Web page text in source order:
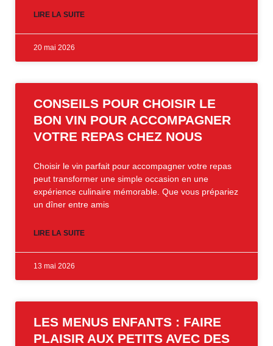
LIRE LA SUITE
20 mai 2026
CONSEILS POUR CHOISIR LE
BON VIN POUR ACCOMPAGNER
VOTRE REPAS CHEZ NOUS
Choisir le vin parfait pour accompagner votre repas
peut transformer une simple occasion en une
expérience culinaire mémorable. Que vous prépariez
un dîner entre amis
LIRE LA SUITE
13 mai 2026
LES MENUS ENFANTS : FAIRE
PLAISIR AUX PETITS AVEC DES